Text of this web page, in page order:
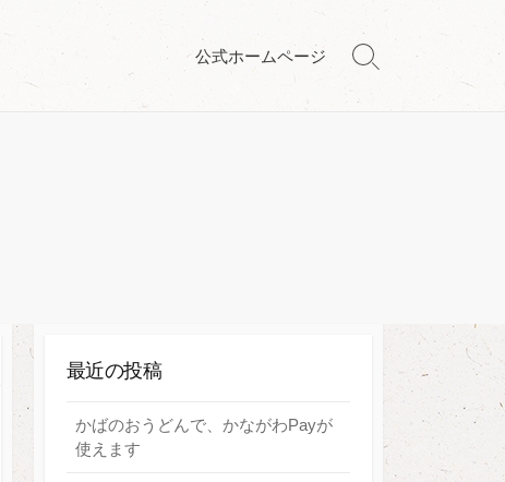
公式ホームページ
検
最近の投稿
かばのおうどんで、かながわPayが
使えます